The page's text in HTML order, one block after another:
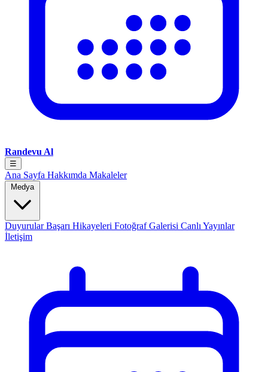
Randevu Al
☰
Ana Sayfa Hakkımda Makaleler
Medya
DuyurularBaşarı Hikayeleri Fotoğraf Galerisi Canlı Yayınlar
İletişim